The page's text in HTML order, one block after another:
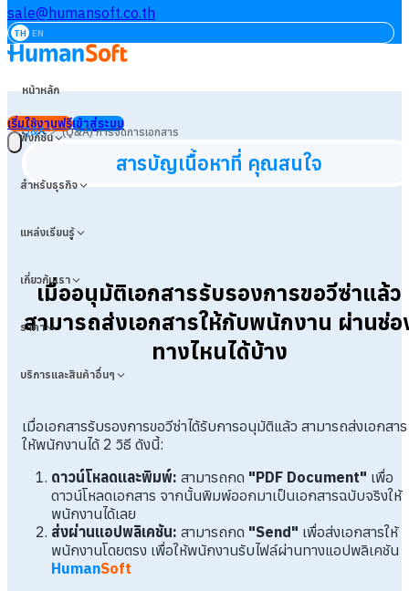
sale@humansoft.co.th
TH EN
หน้าหลัก
ฟังก์ชัน
สำหรับธุรกิจ
แหล่งเรียนรู้
เกี่ยวกับเรา
ราคา
บริการและสินค้าอื่นๆ
เริ่มใช้งานฟรีเข้าสู่ระบบ
Q&A>(Q&A) การจัดการเอกสาร
สารบัญเนื้อหาที่ คุณสนใจ
เมื่ออนุมัติเอกสารรับรองการขอวีซ่าแล้ว
สามารถส่งเอกสารให้กับพนักงาน ผ่านช่อ
ทางไหนได้บ้าง
เมื่อเอกสารรับรองการขอวีซ่าได้รับการอนุมัติแล้ว สามารถส่งเอกสาร
ให้พนักงานได้ 2 วิธี ดังนี้:
ดาวน์โหลดและพิมพ์: สามารถกด "PDF Document" เพื่อ
ดาวน์โหลดเอกสาร จากนั้นพิมพ์ออกมาเป็นเอกสารฉบับจริงให้
พนักงานได้เลย
ส่งผ่านแอปพลิเคชัน: สามารถกด "Send" เพื่อส่งเอกสารให้
พนักงานโดยตรง เพื่อให้พนักงานรับไฟล์ผ่านทางแอปพลิเคชัน
HumanSoft